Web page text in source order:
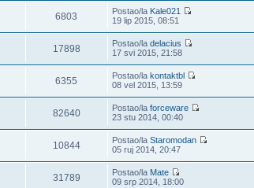
6803 Postao/la Kale021
19 lip 2015, 08:51
17898 Postao/ladelacius
17 svi 2015, 21:58
6355 Postao/lakontaktbl
08 vel 2015, 13:59
82640 Postao/laforceware
23 stu 2014, 00:40
10844 Postao/laStaromodan
05 ruj 2014, 20:47
31789 Postao/la Mate
09 srp 2014, 18:00